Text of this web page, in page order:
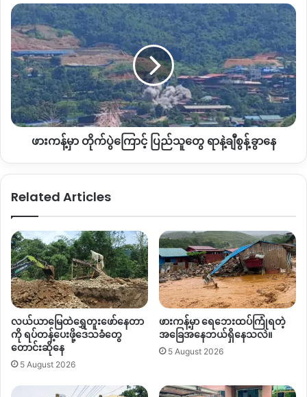
ပြည်သူတွေရဲ့အကူညီ အနည်းအကျဉ်းနဲ့ အသက်ဆက်နေရတယ်လို့
သူကဆက်ပြောပါတယ်။
လတ်တလောစစ်ရှောင်တွေထဲမှာ ကလေးသူငယ်၊ ကိုယ်ဝန်ဆောင်
အမျိုးသမီးတွေနဲ့ သက်ကြီးရွယ်အိုတွေများစွာပါဝင်ပြီး မိုးကာနဲ့
ဆောက်ထားတဲ့ စစ်ရှောင်စခန်းကျဉ်းလေးထဲမှာသာ နေနေရတာ
ကြောင့် နာမကျန်းဖြစ်သူတွေများလာနေပြီး ဆေးဝါးကူညီထောက်ပံ့
မှုတွေ လိုအပ်နေတယ်လို့ စစ်ရှောင်တွေကပြောပါတယ်
“ဖျားနာတာတွေက တစ်မျိုးပြီးတစ်မျိုးပဲ၊ ဒီတစ်မျိုးပျောက်ကြပြီဆို
က ဆက်တိုက်ပဲ လည်ပတ်နေတယ်။
ဝယ်ဖို့လည်း ပိုက်ဆံလည်းမရှိဘူး။ ရှိတဲ့ဆေးတွေလည်း စျေးကြီး
တယ်လေ။ ဆေးဝါးတွေလည်း ခက်ခဲလွန်းတယ်။”လို့ နောင်ချိန်းစစ်
ရှောင်စခန်းက အမျိုးသမီးတစ်ဦး ဆက်ပြောပါတယ်။
နောင်းချိန်းကျေးရွာနဲ့ လဘန်ရွာတစ်ဝိုက်မှာ စစ်ရှောင်စခန်း ၆ ခုရှိပြီး
စစ်ဘေးရှောင်စခန်းတစ်ခုစီမှာ ကျေးရွာတစ်ခုချင်းစီအလိုက် စုဖွဲ့
နေထိုင်ပြီး အခက်အခဲဆုံးအဖွဲ့ကတော့ ဧရာ၀တီမြစ်ကမ်းဘေး လ
ဘန်ရွာမှာ စစ်ရှောင်နေတဲ့ အောင်မြေ ၂ နဲ့ ရွှေညောင်ပင်ကျေးရွာ
ဒေသခံတွေဖြစ်တယ်လို့ ဆိုပါတယ်။
လဘန်ရွာက အောင်မြေ (၂)ကျေးရွာအုပ်စုတွေခိုလှုံနေတဲ့ စစ်ရှောင်
က စစ်
ရေး
ပြင်ဆင်
နေ
ဖား
ကန့်
မှာ
တိုက်ပွဲ
ကြောင့်
ပြည်
သူ
တွေ
ရာ
ဖားကန့်မှာ တိုက်ပွဲကြောင့် ပြည်သူတွေ ရာနဲ့ချီစွန့်ခွာနေ
Related Articles
လယ်ယာမြေထဲရွှေတူးဖော်နေတာ
ကို ရပ်တန့်ပေးဖို့ဒေသခံတွေ
တောင်းဆိုနေ
5 August 2026
ဖားကန့်မှာ ရေဘေးထပ်ကြုံရတဲ့
အခြေအနေဘယ်ရှိနေသလဲ။
5 August 2026